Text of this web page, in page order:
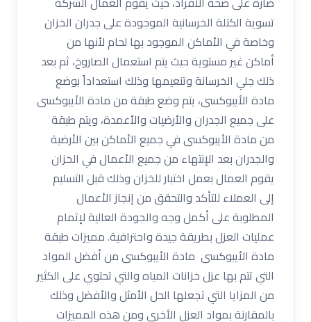
تسوية الكتلة الخرسانية الموجودة على جدران الخزان
وخاصة في الأماكن الموجود بها لحام لأنها من
أماكن غير مستوية حيث يتم استعمال الصاروخ، ثم بعد
ذلك جلي الخرسانة وتنعيمها وذلك استعداداً بوضع
مادة الأيبوكسى، يتم وضع طبقة من مادة الأيبوكسى
على جميع الجدران والأرضيات والأعمدة، ويتم طبقة
من مادة الأيبوكسى في جميع الأماكن بين الأرضية
والجدران بعد الإنتهاء من جميع الأعمال في الخزان
يقوم العمال بعمل اختبار للخزان وذلك قبل التسليم
إلى العملاء للتأكد والتحقق من إنجاز الأعمال
المطلوبة على أكمل وجه والجودة العالية لإتمام
عمليات العزل بطريقة جيدة واحترافية. مميزات طبقة
مادة الأيبوكسى مادة الأيبوكسى من أفضل المواد
التي تتم بها عزل خزانات المياه والتي تحتوي على الكثير
من المزايا التي تجعلها الحل الأمثل والأفضل وذلك
بالمقارنة بمواد العزل الأخرى ومن هذه المميزات